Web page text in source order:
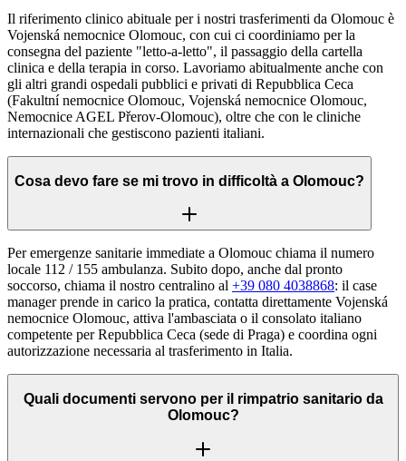
Il riferimento clinico abituale per i nostri trasferimenti da Olomouc è
Vojenská nemocnice Olomouc, con cui ci coordiniamo per la
consegna del paziente "letto-a-letto", il passaggio della cartella
clinica e della terapia in corso. Lavoriamo abitualmente anche con
gli altri grandi ospedali pubblici e privati di Repubblica Ceca
(Fakultní nemocnice Olomouc, Vojenská nemocnice Olomouc,
Nemocnice AGEL Přerov-Olomouc), oltre che con le cliniche
internazionali che gestiscono pazienti italiani.
Cosa devo fare se mi trovo in difficoltà a Olomouc?
Per emergenze sanitarie immediate a Olomouc chiama il numero
locale 112 / 155 ambulanza. Subito dopo, anche dal pronto
soccorso, chiama il nostro centralino al +39 080 4038868: il case
manager prende in carico la pratica, contatta direttamente Vojenská
nemocnice Olomouc, attiva l'ambasciata o il consolato italiano
competente per Repubblica Ceca (sede di Praga) e coordina ogni
autorizzazione necessaria al trasferimento in Italia.
Quali documenti servono per il rimpatrio sanitario da
Olomouc?